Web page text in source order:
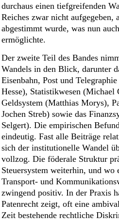
durchaus einen tiefgreifenden
Reiches zwar nicht aufgegeben,
abgestimmt wurde, was nun
ermöglichte.
Der zweite Teil des Bandes
Wandels in den Blick, darunter
Eisenbahn, Post und
Hesse), Statistikwesen (Michael
Geldsystem (Matthias Morys),
Jochen Streb) sowie das
Selgert). Die empirischen
eindeutig. Fast alle Beiträge
sich der institutionelle Wandel
vollzog. Die föderale Struktur
Steuersystem weiterhin, und
Transport- und
zwingend positiv. In der Praxis
Patenrecht zeigt, oft eine
Zeit bestehende rechtliche